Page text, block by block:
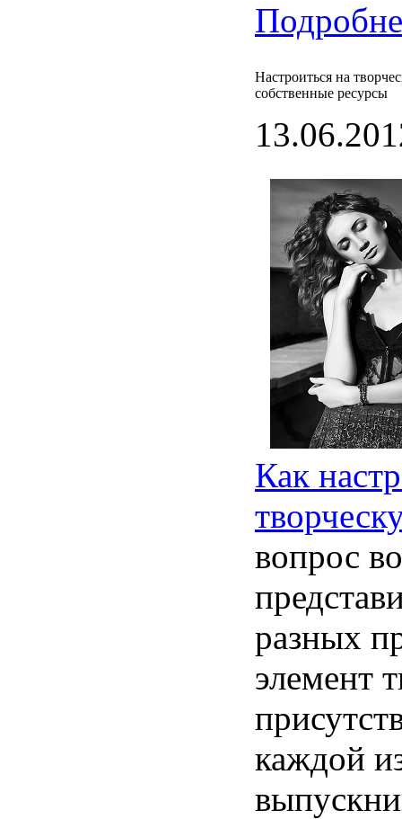
Настроиться на
собственные ресурсы
Как
вопрос
разных
элемент
каждой